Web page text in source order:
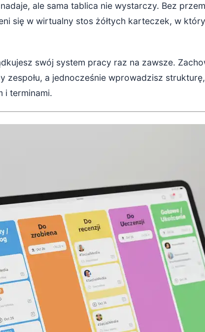
ale sama tablica nie wystarczy. Bez
się w wirtualny stos żółtych karteczek, w
swój system pracy raz na zawsze.
zespołu, a jednocześnie wprowadzisz
i terminami.